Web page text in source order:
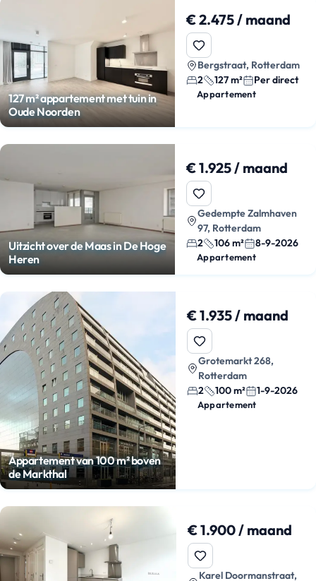
127 m² appartement met tuin in
Oude Noorden
€ 2.475 / maand
Bergstraat, Rotterdam
2
127 m² Per direct
Appartement
Uitzicht over de Maas in De Hoge
Heren
€ 1.925 / maand
Gedempte Zalmhaven
97, Rotterdam
2
106 m² 8-9-2026
Appartement
Appartement van 100 m² boven
de Markthal
€ 1.935 / maand
Grotemarkt 268,
Rotterdam
2
100 m² 1-9-2026
Appartement
€ 1.900 / maand
Karel Doormanstraat,